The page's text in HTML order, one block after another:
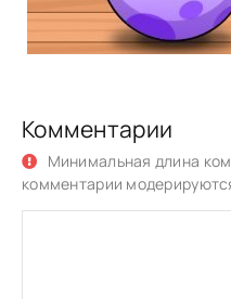
Комментарии
Минимальная длина
комментарии